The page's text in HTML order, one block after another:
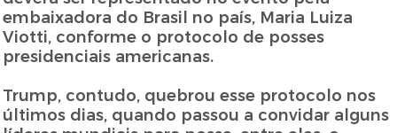
embaixadora do Brasil no país, Maria Luiza
Viotti, conforme o protocolo de posses
presidenciais americanas.
Trump, contudo, quebrou esse protocolo nos
últimos dias, quando passou a convidar alguns